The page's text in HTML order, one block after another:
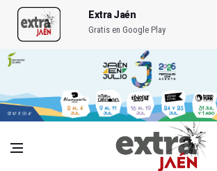
Extra Jaén
Gratis en Google Play